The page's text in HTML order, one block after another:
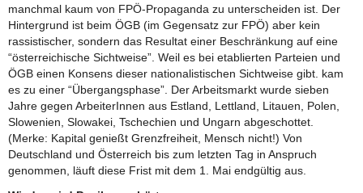
manchmal kaum von FPÖ-Propaganda zu unterscheiden ist. Der
Hintergrund ist beim ÖGB (im Gegensatz zur FPÖ) aber kein
rassistischer, sondern das Resultat einer Beschränkung auf eine
“österreichische Sichtweise”. Weil es bei etablierten Parteien und
ÖGB einen Konsens dieser nationalistischen Sichtweise gibt. kam
es zu einer “Übergangsphase”. Der Arbeitsmarkt wurde sieben
Jahre gegen ArbeiterInnen aus Estland, Lettland, Litauen, Polen,
Slowenien, Slowakei, Tschechien und Ungarn abgeschottet.
(Merke: Kapital genießt Grenzfreiheit, Mensch nicht!) Von
Deutschland und Österreich bis zum letzten Tag in Anspruch
genommen, läuft diese Frist mit dem 1. Mai endgültig aus.